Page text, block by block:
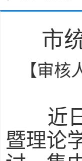
市
【审
近日
暨理论